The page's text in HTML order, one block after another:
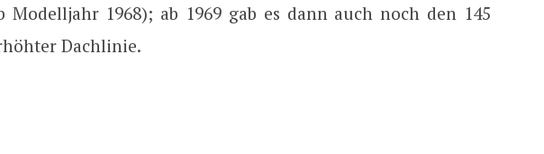
Modelljahr 1968); ab 1969 gab es dann auch noch den 145
Dachlinie.